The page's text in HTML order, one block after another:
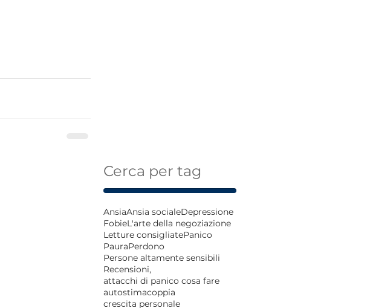
Cerca per tag
AnsiaAnsia socialeDepressione
FobieL'arte della negoziazione
Letture consigliatePanico
PauraPerdono
Persone altamente sensibili
Recensioni,
attacchi di panico cosa fare
autostimacoppia
crescita personale